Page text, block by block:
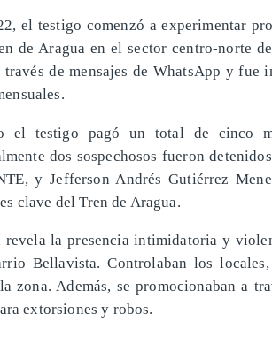
el testigo comenzó a experimentar
de Aragua en el sector centro-norte
través de mensajes de WhatsApp y
el testigo pagó un total de cinco
dos sospechosos fueron
y Jefferson Andrés Gutiérrez
clave del Tren de Aragua.
la presencia intimidatoria y
Bellavista. Controlaban los
zona. Además, se promocionaban a
extorsiones y robos.